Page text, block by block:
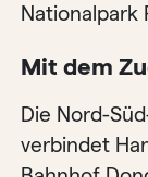
Nationalpark
Mit dem
Die Nord-
verbindet